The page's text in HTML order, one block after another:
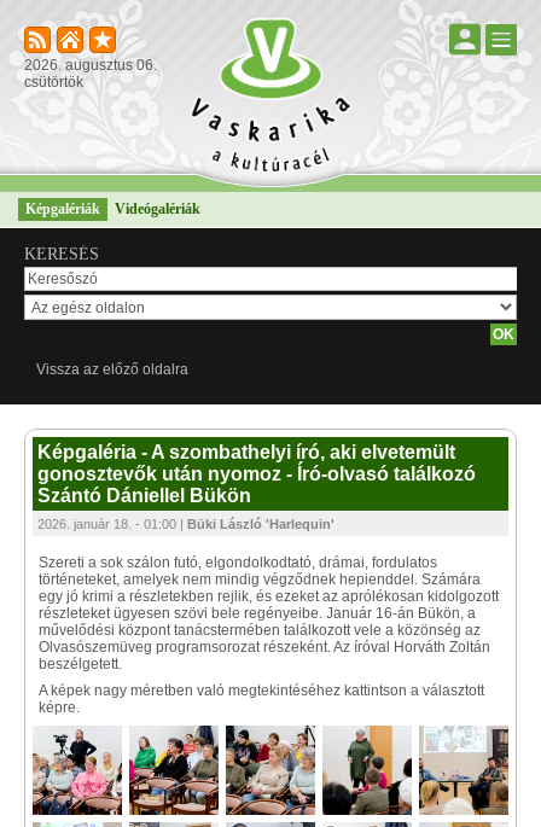
2026. augusztus 06.
csütörtök
Képgalériák Videógalériák
KERESÉS
Vissza az előző oldalra
Képgaléria - A szombathelyi író, aki elvetemült
gonosztevők után nyomoz - Író-olvasó találkozó
Szántó Dániellel Bükön
2026. január 18. - 01:00 | Büki László 'Harlequin'
Szereti a sok szálon futó, elgondolkodtató, drámai, fordulatos
történeteket, amelyek nem mindig végződnek hepienddel. Számára
egy jó krimi a részletekben rejlik, és ezeket az aprólékosan kidolgozott
részleteket ügyesen szövi bele regényeibe. Január 16-án Bükön, a
művelődési központ tanácstermében találkozott vele a közönség az
Olvasószemüveg programsorozat részeként. Az íróval Horváth Zoltán
beszélgetett.
A képek nagy méretben való megtekintéséhez kattintson a választott
képre.